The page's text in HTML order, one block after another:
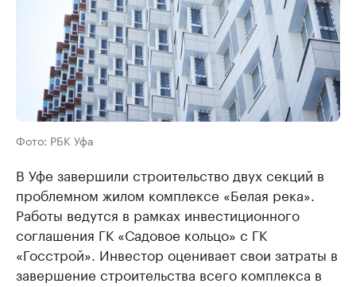
Фото: РБК Уфа
В Уфе завершили строительство двух секций в
проблемном жилом комплексе «Белая река».
Работы ведутся в рамках инвестиционного
соглашения ГК «Садовое кольцо» с ГК
«Госстрой». Инвестор оценивает свои затраты в
завершение строительства всего комплекса в